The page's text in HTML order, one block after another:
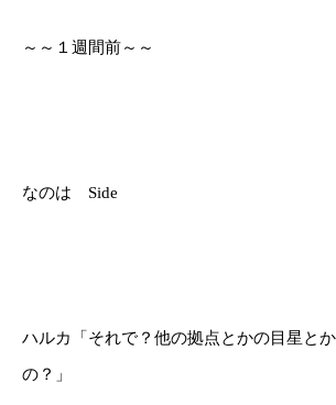
～～１週間前～～
なのは Side
ハルカ「それで？他の拠点とかの目星と
の？」